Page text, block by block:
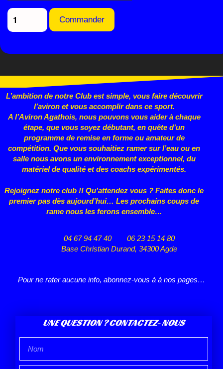
Commander
L’ambition de notre Club est simple, vous faire découvrir
l’aviron et vous accomplir dans ce sport.
A l’Aviron Agathois, nous pouvons vous aider à chaque
étape, que vous soyez débutant, en quête d’un
programme de remise en forme ou amateur de
compétition. Que vous souhaitiez ramer sur l’eau ou en
salle nous avons un environnement exceptionnel, du
matériel de qualité et des coachs expérimentés.
Rejoignez notre club !! Qu’attendez vous ? Faites donc le
premier pas dès aujourd’hui… Les prochains coups de
rame nous les ferons ensemble…
04 67 94 47 40
06 23 15 14 80
Base Christian Durand, 34300 Agde
Pour ne rater aucune info, abonnez-vous à à nos pages…
UNE QUESTION ? CONTACTEZ- NOUS